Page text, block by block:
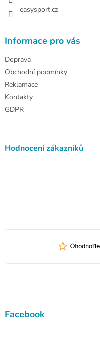
easysport.cz
Informace pro vás
Doprava
Obchodní podmínky
Reklamace
Kontakty
GDPR
Hodnocení zákazníků
Facebook